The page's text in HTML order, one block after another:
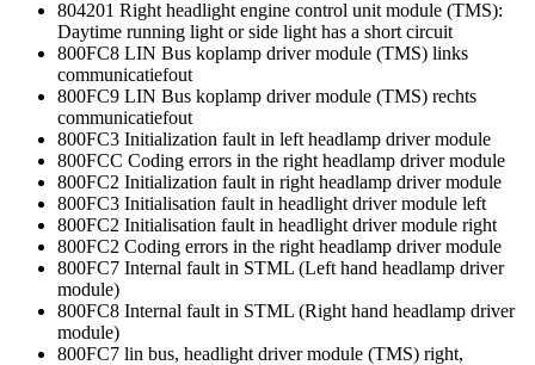
804201 Right headlight engine control unit module (TMS):
Daytime running light or side light has a short circuit
800FC8 LIN Bus koplamp driver module (TMS) links
communicatiefout
800FC9 LIN Bus koplamp driver module (TMS) rechts
communicatiefout
800FC3 Initialization fault in left headlamp driver module
800FCC Coding errors in the right headlamp driver module
800FC2 Initialization fault in right headlamp driver module
800FC3 Initialisation fault in headlight driver module left
800FC2 Initialisation fault in headlight driver module right
800FC2 Coding errors in the right headlamp driver module
800FC7 Internal fault in STML (Left hand headlamp driver
module)
800FC8 Internal fault in STML (Right hand headlamp driver
module)
800FC7 lin bus, headlight driver module (TMS) right,